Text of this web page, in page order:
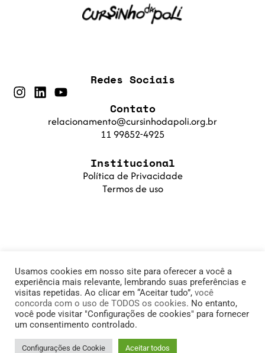
Institucional
Política de Privacidade
Termos de uso
Contato
relacionamento@cursinhodapoli.org.br
11 99852-4925
Redes Sociais
© 2025 Cursinho da Poli. Fundação PoliSaber |
11.905.215/0001-78
Usamos cookies em nosso site para oferecer a você a
experiência mais relevante, lembrando suas preferências e
visitas repetidas. Ao clicar em “Aceitar tudo”, você
concorda com o uso de TODOS os cookies. No entanto,
você pode visitar "Configurações de cookies" para fornecer
um consentimento controlado.
Configurações de Cookie Aceitar todos